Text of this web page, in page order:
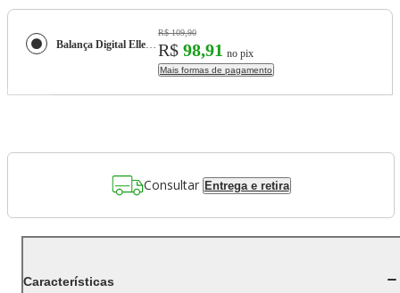
Balança Digital Ellegance Mondial Prata 6V Bateria BL-03
R$ 109,90
R$ 98,91 no pix
Mais formas de pagamento
Consultar Entrega e retira
Características